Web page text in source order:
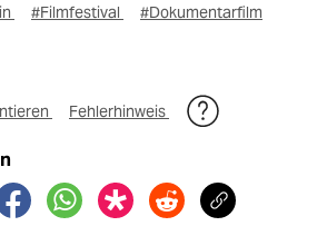
#Filmfestival
#Dokumentarfilm
Fehlerhinweis